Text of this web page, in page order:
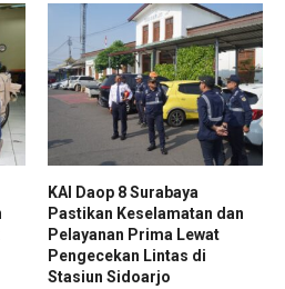
KAI Daop 8 Surabaya
Pastikan Keselamatan dan
Pelayanan Prima Lewat
Pengecekan Lintas di
Stasiun Sidoarjo